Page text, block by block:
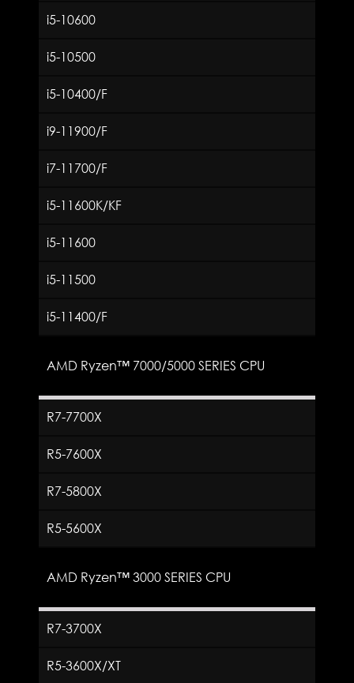
i5-10600
i5-10500
i5-10400/F
i9-11900/F
i7-11700/F
i5-11600K/KF
i5-11600
i5-11500
i5-11400/F
AMD Ryzen™ 7000/5000 SERIES CPU
R7-7700X
R5-7600X
R7-5800X
R5-5600X
AMD Ryzen™ 3000 SERIES CPU
R7-3700X
R5-3600X/XT